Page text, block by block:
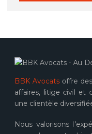
BBK Avocats offre
affaires, litige civil et
une clientèle
Nous valorisons